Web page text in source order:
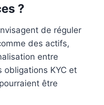
?
de réguler
des actifs,
entre
obligations KYC et
être